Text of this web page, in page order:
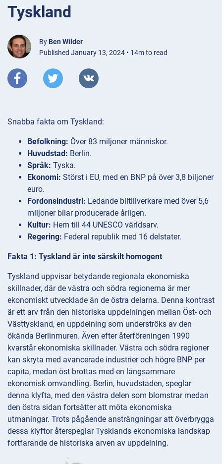
Tyskland
By Ben Wilder
Published January 13, 2024 • 14m to read
Snabba fakta om Tyskland:
Befolkning: Över 83 miljoner människor.
Huvudstad: Berlin.
Språk: Tyska.
Ekonomi: Störst i EU, med en BNP på över 3,8 biljoner
euro.
Fordonsindustri: Ledande biltillverkare med över 5,6
miljoner bilar producerade årligen.
Kultur: Hem till 44 UNESCO världsarv.
Regering: Federal republik med 16 delstater.
Fakta 1: Tyskland är inte särskilt homogent
Tyskland uppvisar betydande regionala ekonomiska
skillnader, där de västra och södra regionerna är mer
ekonomiskt utvecklade än de östra delarna. Denna kontrast
är ett arv från den historiska uppdelningen mellan Öst- och
Västtyskland, en uppdelning som underströks av den
ökända Berlinmuren. Även efter återföreningen 1990
kvarstår ekonomiska skillnader. Västra och södra regioner
kan skryta med avancerade industrier och högre BNP per
capita, medan öst brottas med en långsammare
ekonomisk omvandling. Berlin, huvudstaden, speglar
denna klyfta, med den västra delen som blomstrar medan
den östra sidan fortsätter att möta ekonomiska
utmaningar. Trots pågående ansträngningar att överbrygga
dessa klyftor återspeglar Tysklands ekonomiska landskap
fortfarande de historiska arven av uppdelning.